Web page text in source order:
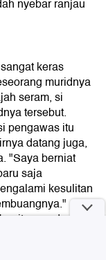
nyebar ranjau
keras
muridnya
seram, si
tersebut.
pengawas itu
datang juga,
"Saya berniat
saja
kesulitan
mendengar